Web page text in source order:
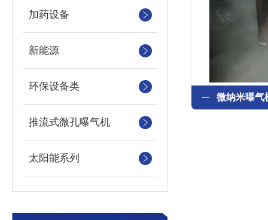
加药设备
新能源
环保设备类
推流式微孔曝气机
太阳能系列